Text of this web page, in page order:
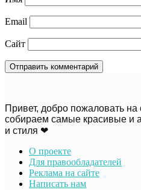
Email
Сайт
Привет, добро пожаловать
собираем самые красивые и
и стиля ❤
О проекте
Для правообладателей
Реклама на сайте
Написать нам